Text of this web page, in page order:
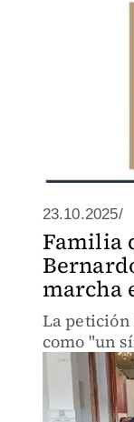
23.10.2025/
Familia
marcha
La petición
como "un